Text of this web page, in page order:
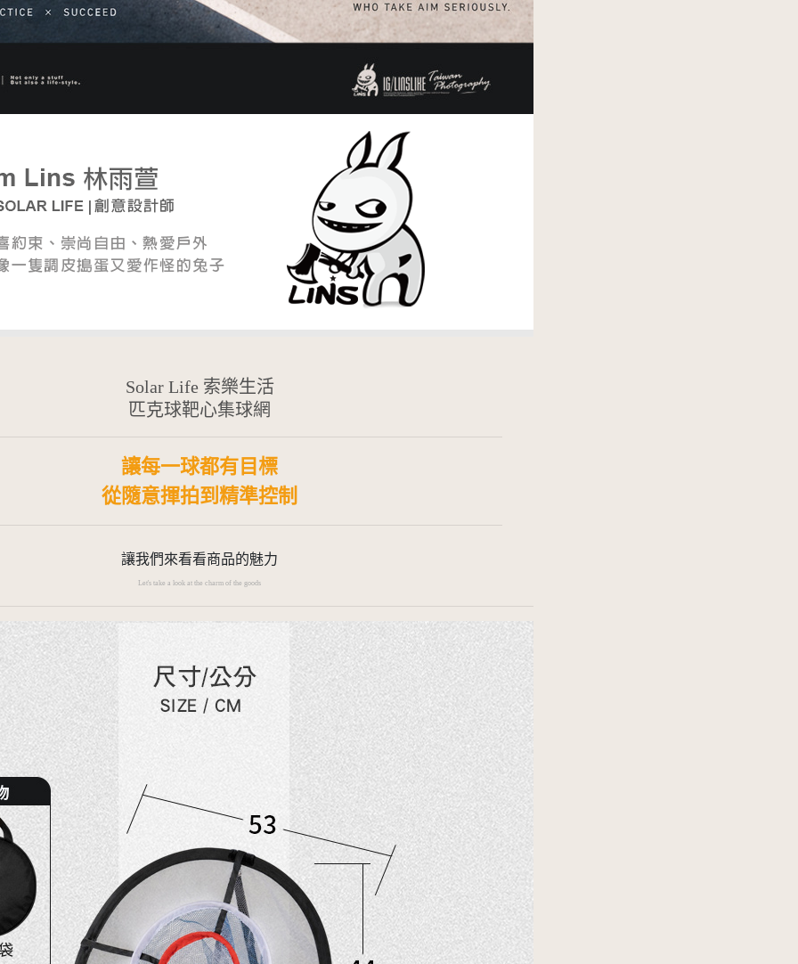
Solar Life 索樂生活
匹克球靶心集球網
讓每一球都有目標
從隨意揮拍到精準控制
讓我們來看看商品的魅力
Let's take a look at the charm of the goods